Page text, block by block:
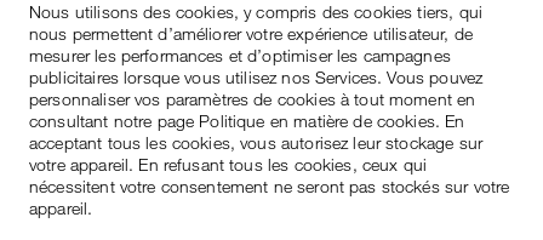
Nous utilisons des cookies, y compris des cookies tiers, qui
nous permettent d’améliorer votre expérience utilisateur, de
mesurer les performances et d’optimiser les campagnes
publicitaires lorsque vous utilisez nos Services. Vous pouvez
personnaliser vos paramètres de cookies à tout moment en
consultant notre page Politique en matière de cookies. En
acceptant tous les cookies, vous autorisez leur stockage sur
votre appareil. En refusant tous les cookies, ceux qui
nécessitent votre consentement ne seront pas stockés sur votre
appareil.